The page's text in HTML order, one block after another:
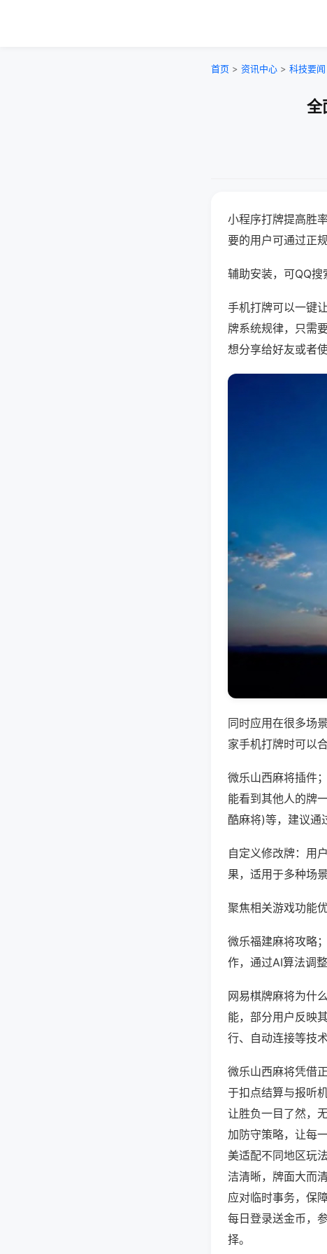
首页 > 资讯中心 > 科技要闻
全
小程序打牌提高胜
要的用户可通过正
辅助安装，可QQ
手机打牌可以一键
牌系统规律，只需
想分享给好友或者
同时应用在很多场
家手机打牌时可以
微乐山西麻将插件
能看到其他人的牌
酷麻将)等，建议通
自定义修改牌：用
果，适用于多种场
聚焦相关游戏功能
微乐福建麻将攻略
作，通过AI算法调
网易棋牌麻将为什
能，部分用户反映
行、自动连接等技
微乐山西麻将凭借
于扣点结算与报听
让胜负一目了然，
加防守策略，让每
美适配不同地区玩
洁清晰，牌面大而
应对临时事务，保
每日登录送金币，
择。